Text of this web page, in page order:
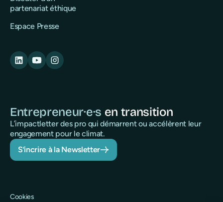
partenariat éthique
Espace Presse
Entrepreneur·e·s en transition
L’impactletter des pro qui démarrent ou accélèrent leur
engagement pour le climat.
S’incrire à la Newsletter
Cookies